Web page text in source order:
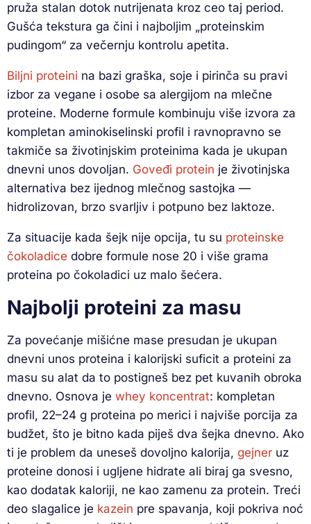
pruža stalan dotok nutrijenata kroz ceo taj period.
Gušća tekstura ga čini i najboljim „proteinskim
pudingom“ za večernju kontrolu apetita.
Biljni proteini na bazi graška, soje i pirinča su pravi
izbor za vegane i osobe sa alergijom na mlečne
proteine. Moderne formule kombinuju više izvora za
kompletan aminokiselinski profil i ravnopravno se
takmiče sa životinjskim proteinima kada je ukupan
dnevni unos dovoljan. Goveđi protein je životinjska
alternativa bez ijednog mlečnog sastojka —
hidrolizovan, brzo svarljiv i potpuno bez laktoze.
Za situacije kada šejk nije opcija, tu su proteinske
čokoladice dobre formule nose 20 i više grama
proteina po čokoladici uz malo šećera.
Najbolji proteini za masu
Za povećanje mišićne mase presudan je ukupan
dnevni unos proteina i kalorijski suficit a proteini za
masu su alat da to postigneš bez pet kuvanih obroka
dnevno. Osnova je whey koncentrat: kompletan
profil, 22–24 g proteina po merici i najviše porcija za
budžet, što je bitno kada piješ dva šejka dnevno. Ako
ti je problem da uneseš dovoljno kalorija, gejner uz
proteine donosi i ugljene hidrate ali biraj ga svesno,
kao dodatak kaloriji, ne kao zamenu za protein. Treći
deo slagalice je kazein pre spavanja, koji pokriva noć